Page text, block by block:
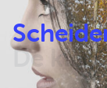
De